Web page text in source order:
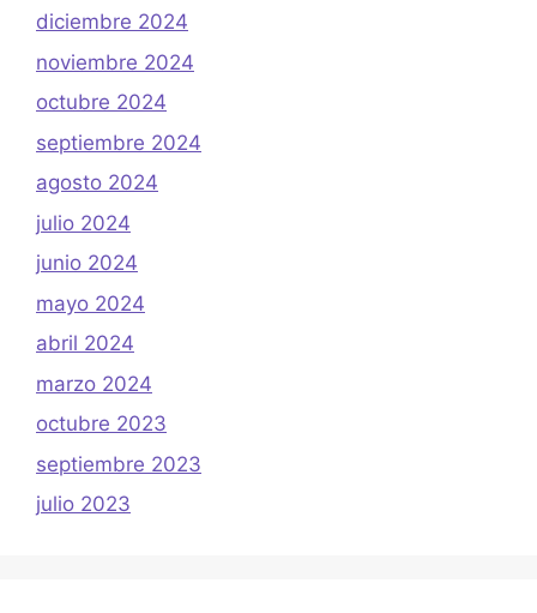
diciembre 2024
noviembre 2024
octubre 2024
septiembre 2024
agosto 2024
julio 2024
junio 2024
mayo 2024
abril 2024
marzo 2024
octubre 2023
septiembre 2023
julio 2023